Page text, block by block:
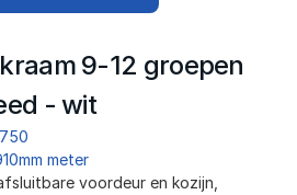
9-12 groepen
- wit
meter
voordeur en kozijn,